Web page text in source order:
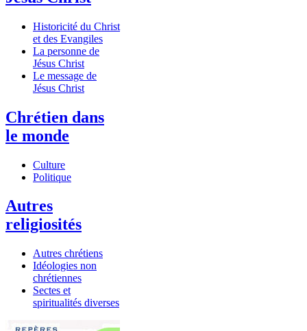
Historicité du Christ
et des Evangiles
La personne de
Jésus Christ
Le message de
Jésus Christ
Chrétien dans
le monde
Culture
Politique
Autres
religiosités
Autres chrétiens
Idéologies non
chrétiennes
Sectes et
spiritualités diverses